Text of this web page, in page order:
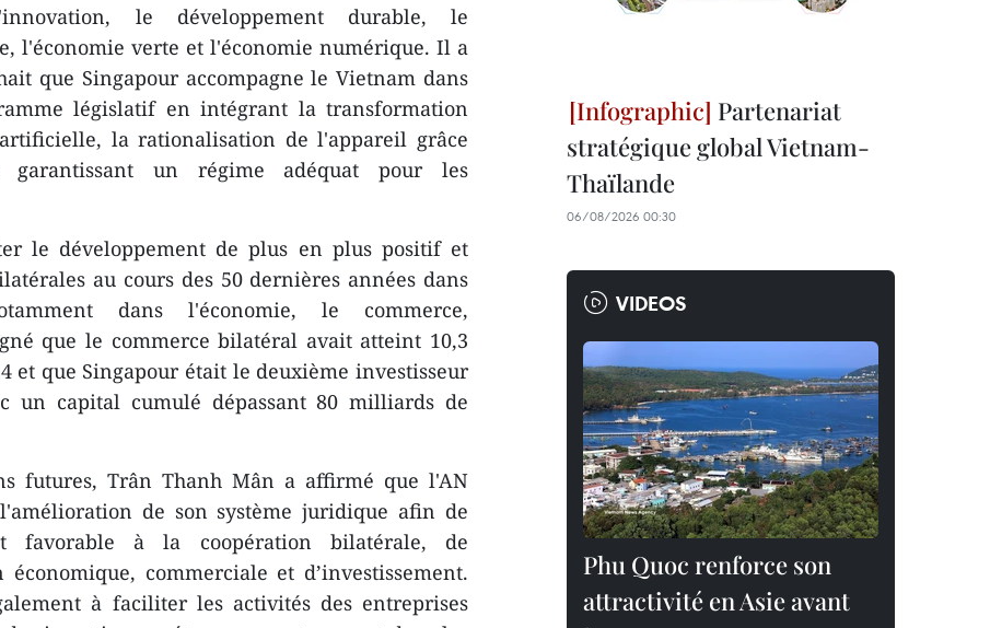
le développement durable, le
l'économie verte et l'économie numérique. Il a
que Singapour accompagne le Vietnam dans
législatif en intégrant la transformation
la rationalisation de l'appareil grâce
un régime adéquat pour les
le développement de plus en plus positif et
au cours des 50 dernières années dans
dans l'économie, le commerce,
que le commerce bilatéral avait atteint 10,3
et que Singapour était le deuxième investisseur
un capital cumulé dépassant 80 milliards de
futures, Trân Thanh Mân a affirmé que l'AN
de son système juridique afin de
favorable à la coopération bilatérale, de
commerciale et d’investissement.
à faciliter les activités des entreprises
Partenariat
stratégique global Vietnam-
Thaïlande
06/08/2026 00:30
VIDEOS
Phu Quoc renforce son
attractivité en Asie avant